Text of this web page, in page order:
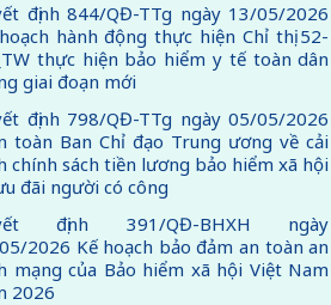
định 844/QĐ-TTg ngày 13/05/2026
hành động thực hiện Chỉ thị 52-
thực hiện bảo hiểm y tế toàn dân
giai đoạn mới
định 798/QĐ-TTg ngày 05/05/2026
toàn Ban Chỉ đạo Trung ương về cải
chính sách tiền lương bảo hiểm xã hội
đãi người có công
định 391/QĐ-BHXH ngày
2026 Kế hoạch bảo đảm an toàn an
mạng của Bảo hiểm xã hội Việt Nam
2026